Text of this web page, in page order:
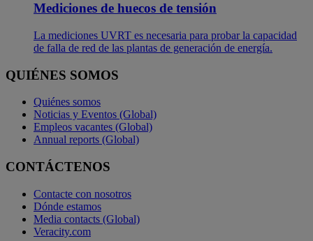
Mediciones de huecos de tensión
La mediciones UVRT es necesaria para probar la capacidad
de falla de red de las plantas de generación de energía.
QUIÉNES SOMOS
Quiénes somos
Noticias y Eventos (Global)
Empleos vacantes (Global)
Annual reports (Global)
CONTÁCTENOS
Contacte con nosotros
Dónde estamos
Media contacts (Global)
Veracity.com